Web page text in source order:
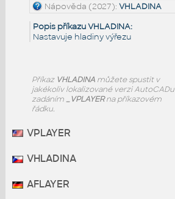
Nápověda (2027): VHLADINA
Popis příkazu VHLADINA:
Nastavuje hladiny výřezu
Příkaz VHLADINAmůžete spustit v
jakékoliv lokalizované verzi AutoCADu
zadáním _VPLAYERna příkazovém
řádku.
VPLAYER
VHLADINA
AFLAYER